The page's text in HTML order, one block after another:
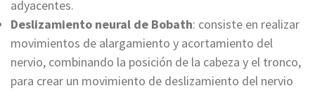
adyacentes.
Deslizamiento neural de Bobath: consiste en realizar
movimientos de alargamiento y acortamiento del
nervio, combinando la posición de la cabeza y el tronco,
para crear un movimiento de deslizamiento del nervio